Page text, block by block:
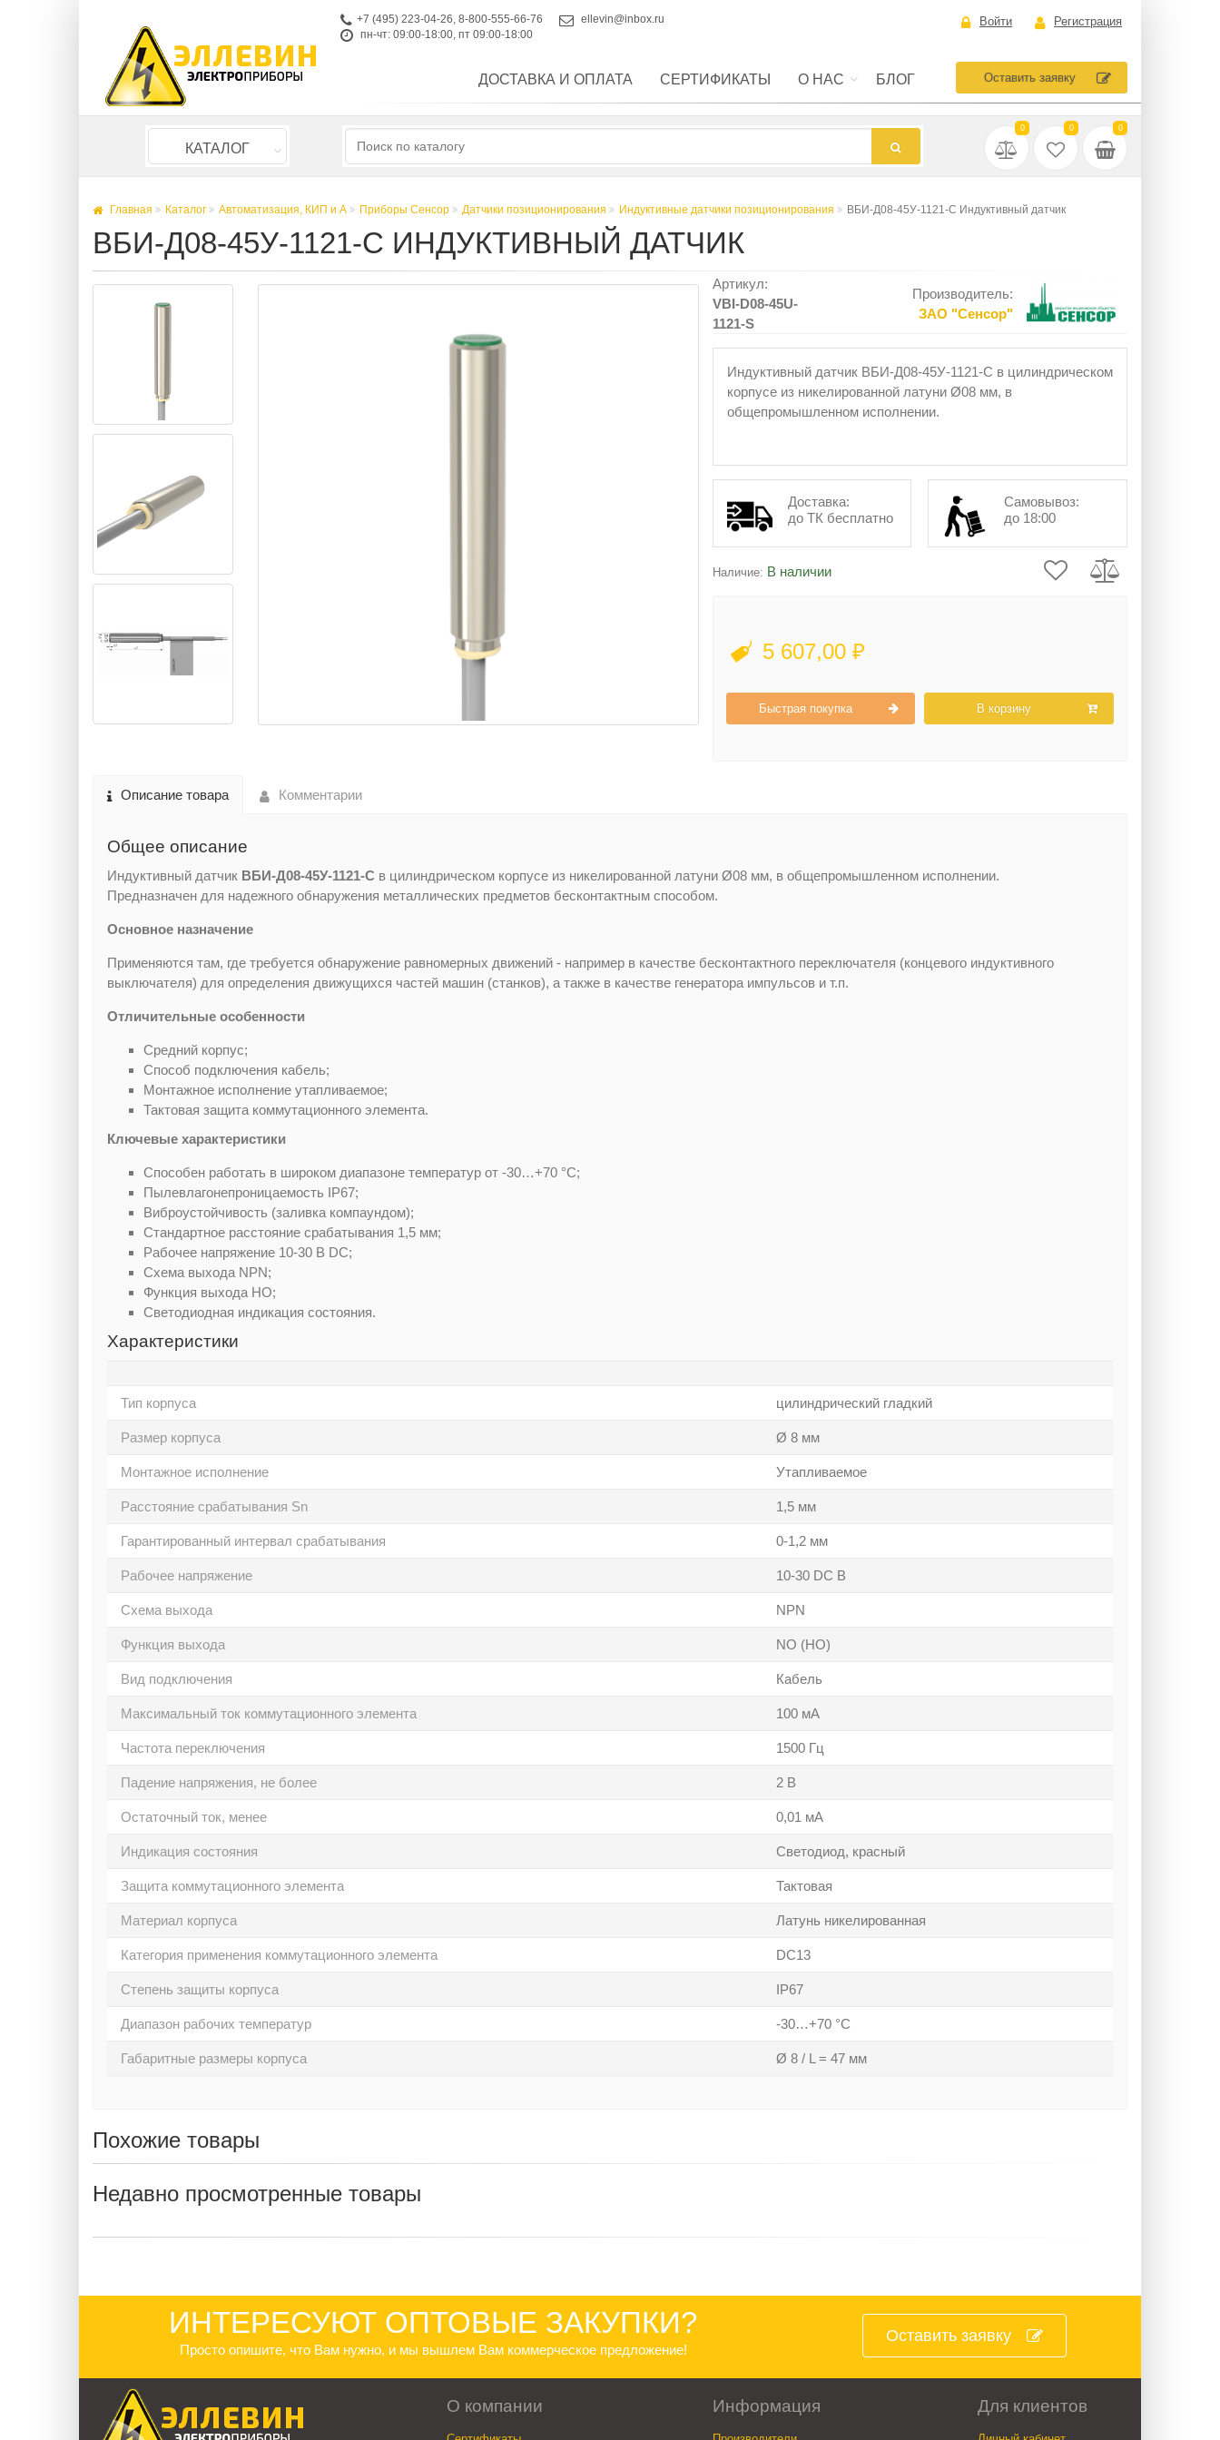
+7 (495) 223-04-26, 8-800-555-66-76
ellevin@inbox.ru
пн-чт: 09:00-18:00, пт 09:00-18:00
Войти Регистрация
ДОСТАВКА И ОПЛАТА СЕРТИФИКАТЫ О НАС БЛОГ Оставить заявку
КАТАЛОГ
0 0 0
Главная Каталог Автоматизация, КИП и А Приборы Сенсор Датчики позиционирования Индуктивные датчики позиционирования ВБИ-Д08-45У-1121-С Индуктивный датчик
ВБИ-Д08-45У-1121-С ИНДУКТИВНЫЙ ДАТЧИК
Артикул:
VBI-D08-45U-
1121-S
Производитель:
ЗАO "Сенсор"
Индуктивный датчик ВБИ-Д08-45У-1121-С в цилиндрическом
корпусе из никелированной латуни Ø08 мм, в
общепромышленном исполнении.
Доставка:
до ТК бесплатно
Самовывоз:
до 18:00
Наличие: В наличии
5 607,00 ₽
Быстрая покупка В корзину
Описание товара Комментарии
Общее описание
Индуктивный датчик ВБИ-Д08-45У-1121-С в цилиндрическом корпусе из никелированной латуни Ø08 мм, в общепромышленном исполнении.
Предназначен для надежного обнаружения металлических предметов бесконтактным способом.
Основное назначение
Применяются там, где требуется обнаружение равномерных движений - например в качестве бесконтактного переключателя (концевого индуктивного
выключателя) для определения движущихся частей машин (станков), а также в качестве генератора импульсов и т.п.
Отличительные особенности
Средний корпус;
Способ подключения кабель;
Монтажное исполнение утапливаемое;
Тактовая защита коммутационного элемента.
Ключевые характеристики
Способен работать в широком диапазоне температур от -30…+70 °С;
Пылевлагонепроницаемость IP67;
Виброустойчивость (заливка компаундом);
Стандартное расстояние срабатывания 1,5 мм;
Рабочее напряжение 10-30 В DC;
Схема выхода NPN;
Функция выхода НО;
Светодиодная индикация состояния.
Характеристики
Тип корпуса цилиндрический гладкий
Размер корпуса Ø 8 мм
Монтажное исполнение Утапливаемое
Расстояние срабатывания Sn 1,5 мм
Гарантированный интервал срабатывания 0-1,2 мм
Рабочее напряжение 10-30 DC В
Схема выхода NPN
Функция выхода NO (НО)
Вид подключения Кабель
Максимальный ток коммутационного элемента 100 мА
Частота переключения 1500 Гц
Падение напряжения, не более 2 В
Остаточный ток, менее 0,01 мА
Индикация состояния Светодиод, красный
Защита коммутационного элемента Тактовая
Материал корпуса Латунь никелированная
Категория применения коммутационного элемента DC13
Степень защиты корпуса IP67
Диапазон рабочих температур -30…+70 °C
Габаритные размеры корпуса Ø 8 / L = 47 мм
Похожие товары
Недавно просмотренные товары
ИНТЕРЕСУЮТ ОПТОВЫЕ ЗАКУПКИ?
Просто опишите, что Вам нужно, и мы вышлем Вам коммерческое предложение!
Оставить заявку
О компании Информация Для клиентов